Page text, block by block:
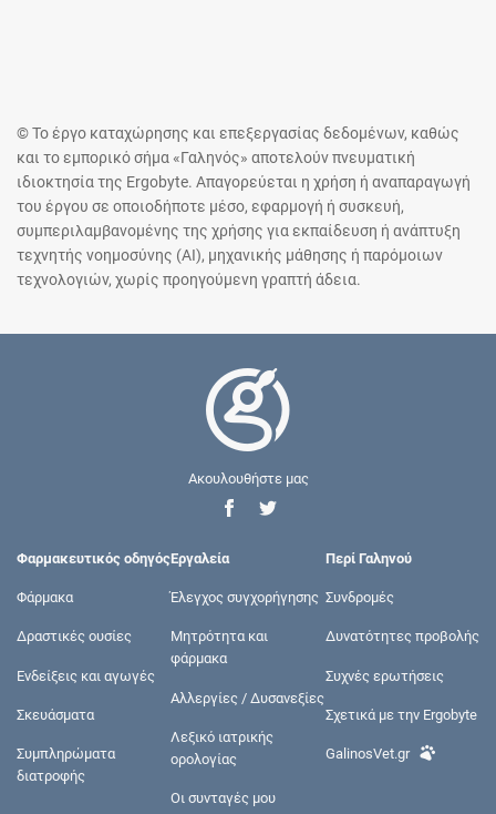
© Το έργο καταχώρησης και επεξεργασίας δεδομένων, καθώς
και το εμπορικό σήμα «Γαληνός» αποτελούν πνευματική
ιδιοκτησία της Ergobyte. Απαγορεύεται η χρήση ή αναπαραγωγή
του έργου σε οποιοδήποτε μέσο, εφαρμογή ή συσκευή,
συμπεριλαμβανομένης της χρήσης για εκπαίδευση ή ανάπτυξη
τεχνητής νοημοσύνης (AI), μηχανικής μάθησης ή παρόμοιων
τεχνολογιών, χωρίς προηγούμενη γραπτή άδεια.
Ακουλουθήστε μας
Φαρμακευτικός οδηγός
Φάρμακα
Δραστικές ουσίες
Ενδείξεις και αγωγές
Σκευάσματα
Συμπληρώματα
διατροφής
Εργαλεία
Έλεγχος συγχορήγησης
Μητρότητα και
φάρμακα
Αλλεργίες / Δυσανεξίες
Λεξικό ιατρικής
ορολογίας
Οι συνταγές μου
Περί Γαληνού
Συνδρομές
Δυνατότητες προβολής
Συχνές ερωτήσεις
Σχετικά με την Ergobyte
GalinosVet.gr